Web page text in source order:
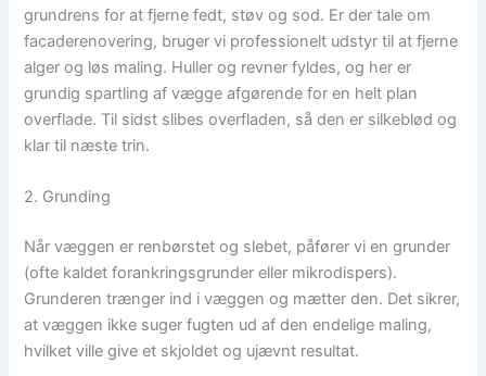
grundrens for at fjerne fedt, støv og sod. Er der tale om
facaderenovering, bruger vi professionelt udstyr til at fjerne
alger og løs maling. Huller og revner fyldes, og her er
grundig spartling af vægge afgørende for en helt plan
overflade. Til sidst slibes overfladen, så den er silkeblød og
klar til næste trin.
2. Grunding
Når væggen er renbørstet og slebet, påfører vi en grunder
(ofte kaldet forankringsgrunder eller mikrodispers).
Grunderen trænger ind i væggen og mætter den. Det sikrer,
at væggen ikke suger fugten ud af den endelige maling,
hvilket ville give et skjoldet og ujævnt resultat.